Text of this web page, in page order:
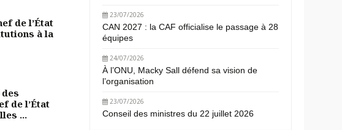
de l’État
à la
de l’État
...
23/07/2026
CAN 2027 : la CAF officialise le passage à 28
équipes
24/07/2026
À l’ONU, Macky Sall défend sa vision de
l’organisation
23/07/2026
Conseil des ministres du 22 juillet 2026